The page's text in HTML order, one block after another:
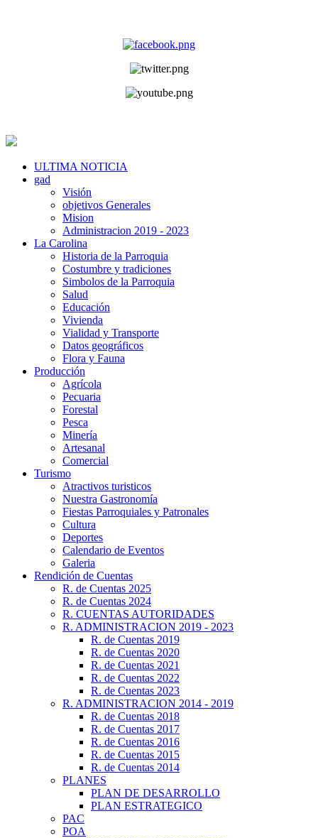
ULTIMA NOTICIA
gad
Visión
objetivos Generales
Mision
Administracion 2019 - 2023
La Carolina
Historia de la Parroquia
Costumbre y tradiciones
Simbolos de la Parroquia
Salud
Educación
Vivienda
Vialidad y Transporte
Datos geográficos
Flora y Fauna
Producción
Agrícola
Pecuaria
Forestal
Pesca
Minería
Artesanal
Comercial
Turismo
Atractivos turisticos
Nuestra Gastronomía
Fiestas Parroquiales y Patronales
Cultura
Deportes
Calendario de Eventos
Galeria
Rendición de Cuentas
R. de Cuentas 2025
R. de Cuentas 2024
R. CUENTAS AUTORIDADES
R. ADMINISTRACION 2019 - 2023
R. de Cuentas 2019
R. de Cuentas 2020
R. de Cuentas 2021
R. de Cuentas 2022
R. de Cuentas 2023
R. ADMINISTRACION 2014 - 2019
R. de Cuentas 2018
R. de Cuentas 2017
R. de Cuentas 2016
R. de Cuentas 2015
R. de Cuentas 2014
PLANES
PLAN DE DESARROLLO
PLAN ESTRATEGICO
PAC
POA